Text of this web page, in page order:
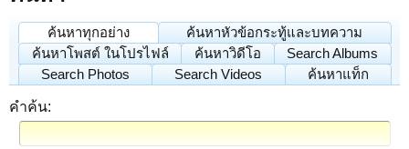
ค้นหาทุกอย่าง
ค้นหาหัวข้อกระทู้และบทความ
ค้นหาโพสต์ ในโปรไฟล์
ค้นหาวิดีโอ
Search Albums
Search Photos
Search Videos ค้นหาแท็ก
คำค้น: